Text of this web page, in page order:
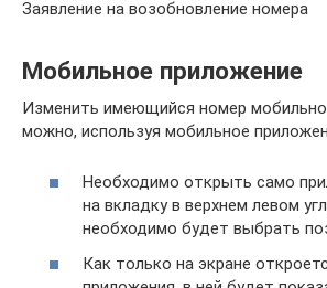
Заявление на возобновление номера
Мобильное приложение
Изменить имеющийся номер
можно, используя мобильное
Необходимо открыть само
на вкладку в верхнем левом
необходимо будет выбрать
Как только на экране